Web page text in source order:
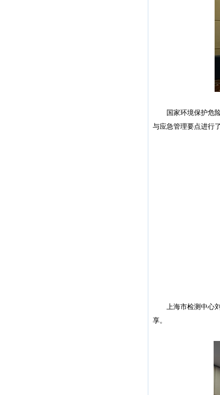
国家环境保护危险
与应急管理要点进行
上海市检测中心刘
享。